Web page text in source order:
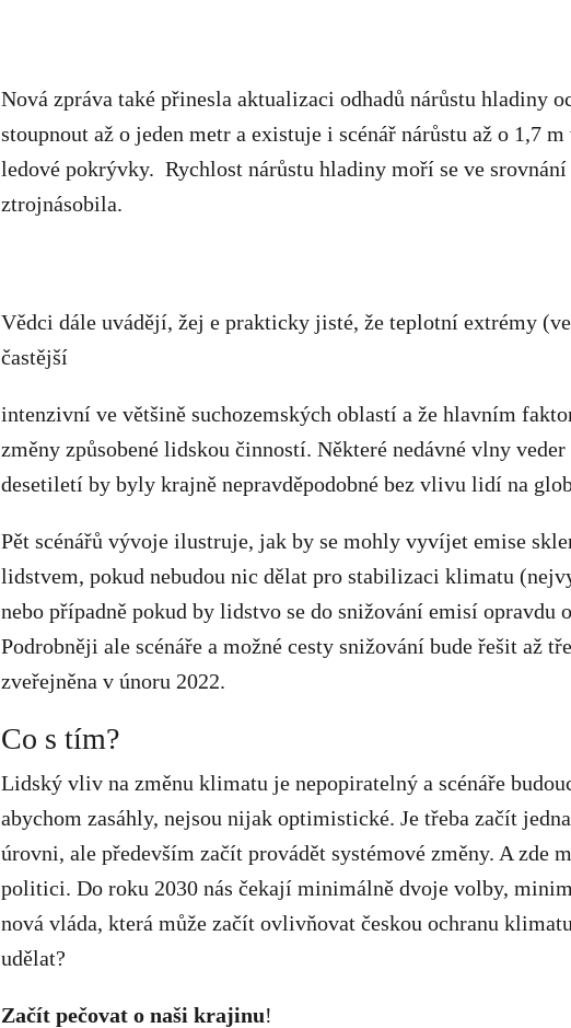
Nová zpráva také přinesla aktualizaci odhadů nárůstu hladiny
stoupnout až o jeden metr a existuje i scénář nárůstu až o 1,7
ledové pokrývky. Rychlost nárůstu hladiny moří se ve
ztrojnásobila.
Vědci dále uvádějí, žej e prakticky jisté, že teplotní extrémy
častější
intenzivní ve většině suchozemských oblastí a že hlavním
změny způsobené lidskou činností. Některé nedávné vlny
desetiletí by byly krajně nepravděpodobné bez vlivu lidí na
Pět scénářů vývoje ilustruje, jak by se mohly vyvíjet emise
lidstvem, pokud nebudou nic dělat pro stabilizaci klimatu
nebo případně pokud by lidstvo se do snižování emisí opravdu
Podrobněji ale scénáře a možné cesty snižování bude řešit až
zveřejněna v únoru 2022.
Co s tím?
Lidský vliv na změnu klimatu je nepopiratelný a scénáře
abychom zasáhly, nejsou nijak optimistické. Je třeba začít
úrovni, ale především začít provádět systémové změny. A zde
politici. Do roku 2030 nás čekají minimálně dvoje volby,
nová vláda, která může začít ovlivňovat českou ochranu
udělat?
Začít pečovat o naši krajinu!